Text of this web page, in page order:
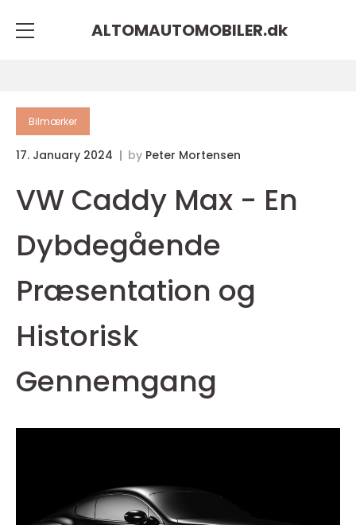
ALTOMAUTOMOBILER.dk
Bilmærker
17. January 2024 by Peter Mortensen
VW Caddy Max - En
Dybdegående
Præsentation og
Historisk
Gennemgang